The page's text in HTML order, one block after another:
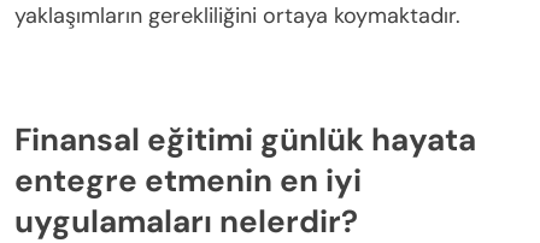
yaklaşımların gerekliliğini ortaya koymaktadır.
Finansal eğitimi günlük hayata
entegre etmenin en iyi
uygulamaları nelerdir?